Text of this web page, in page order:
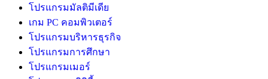
โปรแกรมมัลติมีเดีย
เกม PC คอมพิวเตอร์
โปรแกรมบริหารธุรกิจ
โปรแกรมการศึกษา
โปรแกรมเมอร์